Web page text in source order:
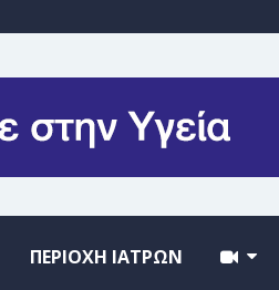
ΠΕΡΙΟΧΗ ΙΑΤΡΩΝ